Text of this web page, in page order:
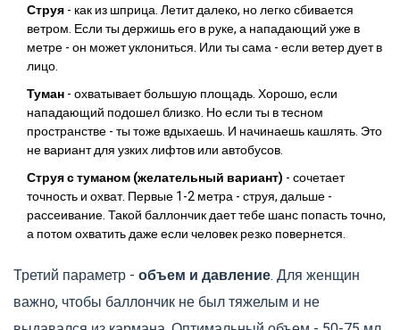
Струя- как из шприца. Летит далеко, но легко сбивается
ветром. Если ты держишь его в руке, а нападающий уже в
метре - он может уклониться. Или ты сама - если ветер дует в
лицо.
Туман- охватывает большую площадь. Хорошо, если
нападающий подошел близко. Но если ты в тесном
пространстве - ты тоже вдыхаешь. И начинаешь кашлять. Это
не вариант для узких лифтов или автобусов.
Струя с туманом (желательный вариант) - сочетает
точность и охват. Первые 1-2 метра - струя, дальше -
рассеивание. Такой баллончик дает тебе шанс попасть точно,
а потом охватить даже если человек резко повернется.
Третий параметр - объем и давление. Для женщин
важно, чтобы баллончик не был тяжелым и не